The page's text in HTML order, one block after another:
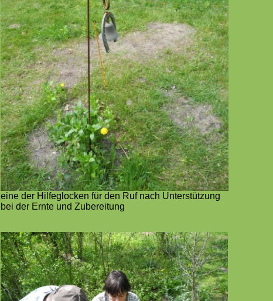
eine der Hilfeglocken für den Ruf nach Unterstützung
bei der Ernte und Zubereitung